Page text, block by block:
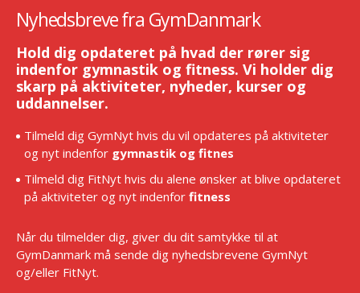
Nyhedsbreve fra GymDanmark
Hold dig opdateret på hvad der rører sig
indenfor gymnastik og fitness. Vi holder dig
skarp på aktiviteter, nyheder, kurser og
uddannelser.
Tilmeld dig GymNyt hvis du vil opdateres på aktiviteter
og nyt indenfor gymnastik og fitnes
Tilmeld dig FitNyt hvis du alene ønsker at blive opdateret
på aktiviteter og nyt indenfor fitness
Når du tilmelder dig, giver du dit samtykke til at
GymDanmark må sende dig nyhedsbrevene GymNyt
og/eller FitNyt.